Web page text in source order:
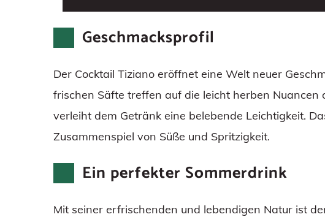
Geschmacksprofil
Der Cocktail Tiziano eröffnet eine Welt neuer
frischen Säfte treffen auf die leicht herben Nuancen
verleiht dem Getränk eine belebende Leichtigkeit.
Zusammenspiel von Süße und Spritzigkeit.
Ein perfekter Sommerdrink
Mit seiner erfrischenden und lebendigen Natur ist